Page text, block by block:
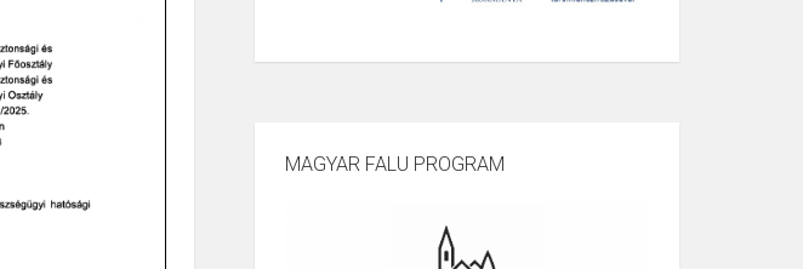
MAGYAR FALU PROGRAM